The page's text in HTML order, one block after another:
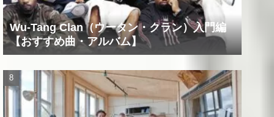
Wu-Tang Clan（ウータン・クラン）入門編
【おすすめ曲・アルバム】